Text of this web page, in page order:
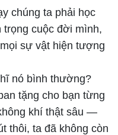
chúng ta phải học
cuộc đời mình,
sự vật hiện tượng
nó bình thường?
tặng cho bạn từng
khí thật sâu —
thôi, ta đã không còn